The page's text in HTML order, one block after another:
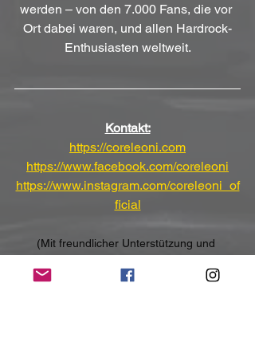
werden – von den 7.000 Fans, die vor
Ort dabei waren, und allen Hardrock-
Enthusiasten weltweit.
Kontakt:
https://coreleoni.com
https://www.facebook.com/coreleoni
https://www.instagram.com/coreleoni_of
ficial
(Mit freundlicher Unterstützung und
RPM/Perception)